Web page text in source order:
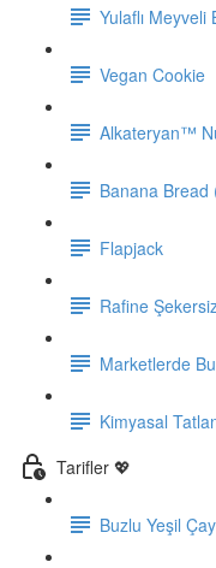
Yulaflı Meyveli
Vegan Cookie
Alkateryan™
Banana Bread
Flapjack
Rafine
Marketlerde
Kimyasal
Tarifler 💖
Buzlu Yeşil